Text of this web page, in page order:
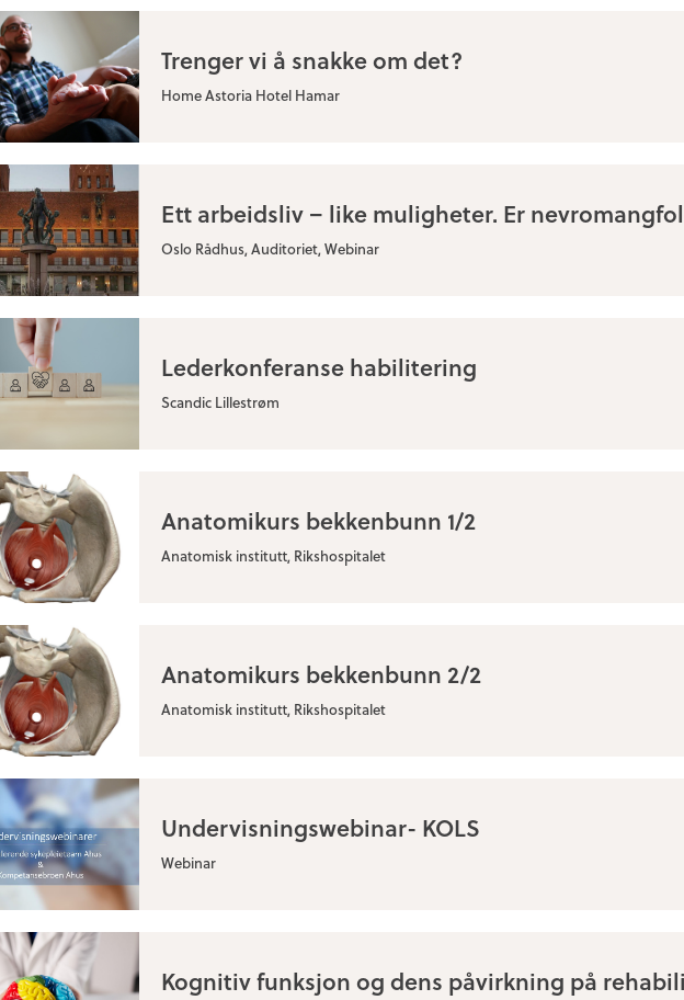
Trenger vi å snakke om det?
Home Astoria Hotel Hamar
Ett arbeidsliv – like muligheter. Er
Oslo Rådhus, Auditoriet, Webinar
Lederkonferanse habilitering
Scandic Lillestrøm
Anatomikurs bekkenbunn 1/2
Anatomisk institutt, Rikshospitalet
Anatomikurs bekkenbunn 2/2
Anatomisk institutt, Rikshospitalet
Undervisningswebinar- KOLS
Webinar
Kognitiv funksjon og dens påvirkning på